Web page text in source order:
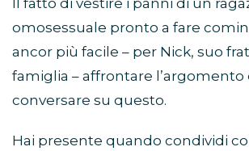
Il fatto di vestire i panni di un
omosessuale pronto a fare
ancor più facile – per Nick, suo
famiglia – affrontare l’argomento
conversare su questo.
Hai presente quando condividi